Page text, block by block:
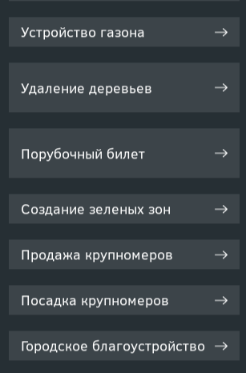
Устройство газона
Удаление деревьев
Порубочный билет
Создание зеленых зон
Продажа крупномеров
Посадка крупномеров
Городское благоустройство